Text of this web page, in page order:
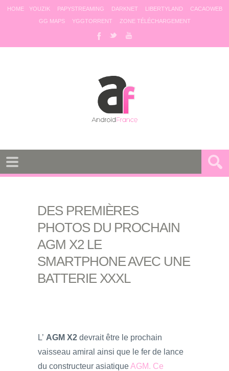
HOME YOUZIK PAPYSTREAMING DARKNET LIBERTYLAND
CACAOWEB
GG MAPS
YGGTORRENT ZONE TÉLÉCHARGEMENT
DES PREMIÈRES
PHOTOS DU PROCHAIN
AGM X2 LE
SMARTPHONE AVEC UNE
BATTERIE XXXL
L’ AGM X2 devrait être le prochain
vaisseau amiral ainsi que le fer de lance
du constructeur asiatiqueAGM. Ce